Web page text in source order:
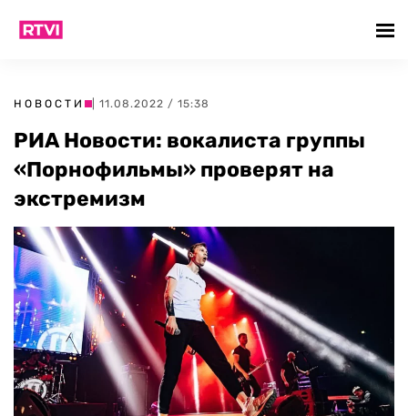
НОВОСТИ | 11.08.2022 / 15:38
РИА Новости: вокалиста группы
«Порнофильмы» проверят на
экстремизм